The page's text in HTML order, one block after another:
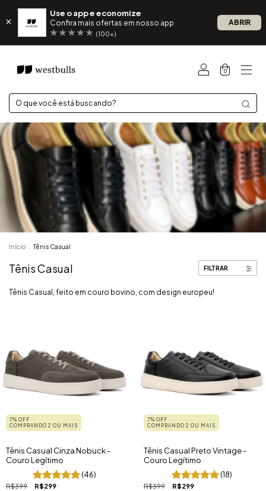
Use o app e economize
Confira mais ofertas em nosso app
(100+)
ABRIR
0
Início . Tênis Casual
Tênis Casual FILTRAR
Tênis Casual, feito em couro bovino, com design europeu!
7% OFF
COMPRANDO 2 OU MAIS
Tênis Casual Cinza Nobuck -
Couro Legítimo
(46)
R$399 R$299
7% OFF
COMPRANDO 2 OU MAIS
Tênis Casual Preto Vintage -
Couro Legítimo
(18)
R$399 R$299